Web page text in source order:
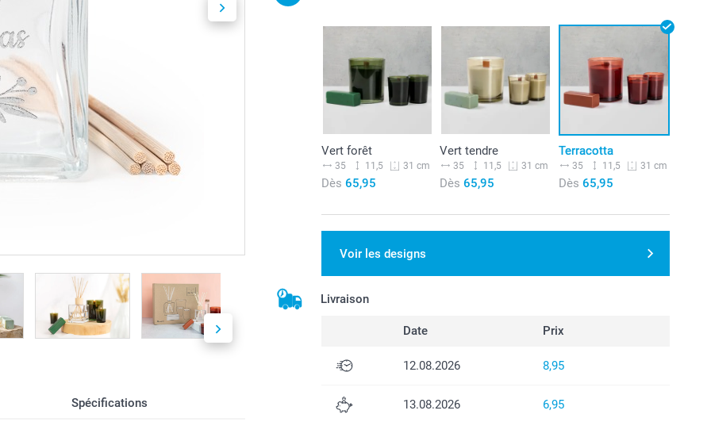
Spécifications
Vert forêt
35 11,5 31 cm
Dès 65,95
Vert tendre
35 11,5 31 cm
Dès 65,95
Terracotta
35 11,5 31 cm
Dès 65,95
Voir les designs
Livraison
Date Prix
12.08.2026 8,95
13.08.2026 6,95